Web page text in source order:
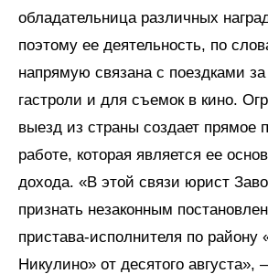
обладательница различных
поэтому ее деятельность, по
напрямую связана с поездками
гастроли и для съемок в кино.
выезд из страны создает прямое
работе, которая является ее
дохода. «В этой связи юрист
признать незаконным
пристава-исполнителя по району
Никулино» от десятого августа»,